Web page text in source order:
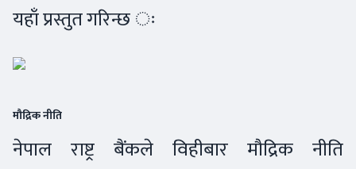
यहाँ प्रस्तुत गरिन्छ ः
मौद्रिक नीति
नेपाल राष्ट्र बैंकले विहीबार मौद्रिक नीति